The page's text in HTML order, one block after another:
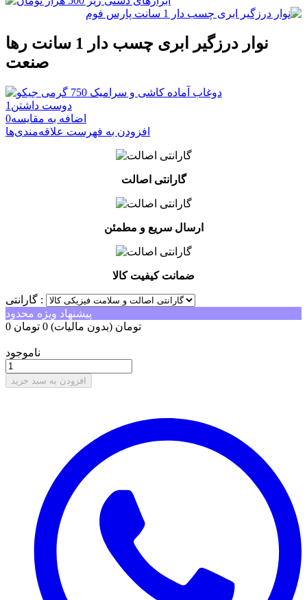
نوار درزگیر ابری چسب دار 1 سانت رها
صنعت
دوست داشتن 1
اضافه به مقایسه0
افزودن به فهرست علاقه‌مندی‌ها
گارانتی اصالت
ارسال سریع و مطمئن
ضمانت کیفیت کالا
گارانتی :
پیشنهاد ویژه محدود
0 تومان (بدون مالیات) 0 تومان
ناموجود
افزودن به سبد خرید